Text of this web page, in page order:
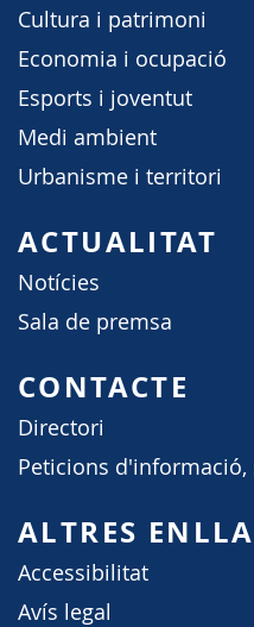
Cultura i patrimoni
Economia i ocupació
Esports i joventut
Medi ambient
Urbanisme i territori
ACTUALITAT
Notícies
Sala de premsa
CONTACTE
Directori
Peticions
ALTRES
Accessibilitat
Avís legal